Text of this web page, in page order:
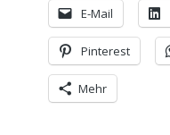
E-Mail
Pinterest
Mehr